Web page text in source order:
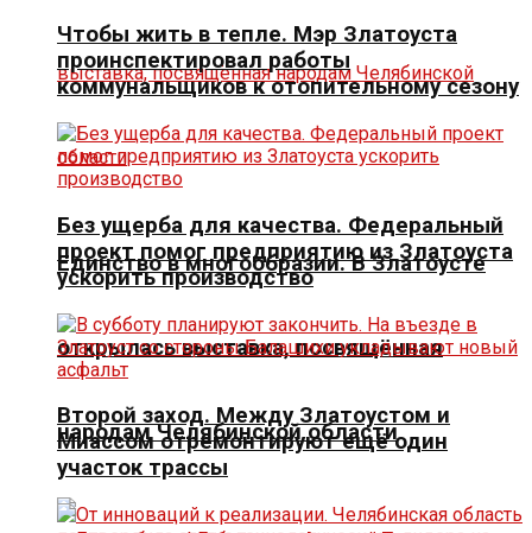
Единство в многообразии. В Златоусте
открылась выставка, посвящённая
народам Челябинской области
Чтобы жить в тепле. Мэр Златоуста
проинспектировал работы
коммунальщиков к отопительному сезону
Без ущерба для качества. Федеральный
проект помог предприятию из Златоуста
ускорить производство
Второй заход. Между Златоустом и
Миассом отремонтируют ещё один
участок трассы